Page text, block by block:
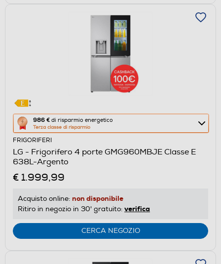
986 € di risparmio energetico
Terza classe di risparmio
Questa
azione
aprirà
il
Calcolatore
di
energetico
di
Youreko.
FRIGORIFERI
LG - Frigorifero 4 porte GMG960MBJE Classe E
638L-Argento
€ 1.999,99
Acquisto online: non disponibile
Ritiro in negozio in 30' gratuito: verifica
CERCA NEGOZIO